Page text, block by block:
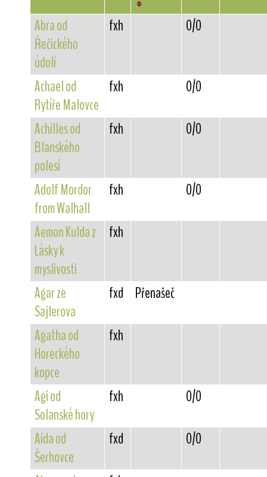
Abra od
Řečického
údolí
fxh 0/0
Achael od
Rytíře Malovce
fxh 0/0
Achilles od
Blanského
polesí
fxh 0/0
Adolf Mordor
from Walhall
fxh 0/0
Aemon Kulda z
Lásky k
myslivosti
fxh
Agar ze
Sajlerova
fxd Přenašeč
Agatha od
Horeckého
kopce
fxh
Agi od
Solanské hory
fxh 0/0
Aida od
Šerhovce
fxd 0/0